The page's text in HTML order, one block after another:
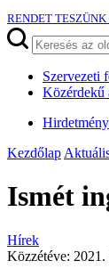
RENDET
Szervezeti
Közérdekű
Kezdőlap
Ismét
Hírek
Közzétéve: 2021.